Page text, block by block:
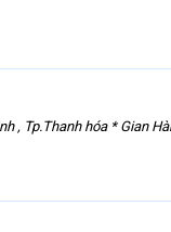
, Tp.Thanh hóa * Gian